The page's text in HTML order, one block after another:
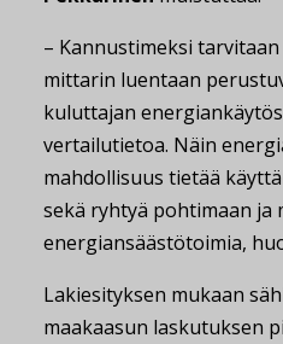
– Kannustimeksi
mittarin luentaan
kuluttajan
vertailutietoa. Näin
mahdollisuus tietää
sekä ryhtyä pohtimaan ja
energiansäästötoimia,
Lakiesityksen mukaan
maakaasun laskutuksen